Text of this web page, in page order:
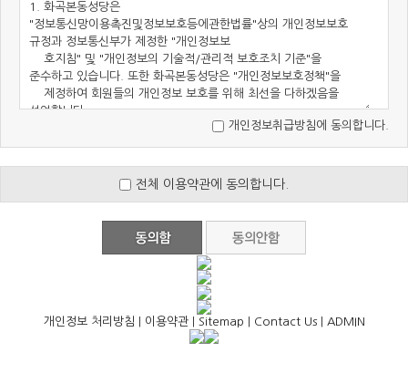
개인정보취급방침에 동의합니다.
전체 이용약관에 동의합니다.
개인정보 처리방침 이용약관| Sitemap Contact Us| ADMIN